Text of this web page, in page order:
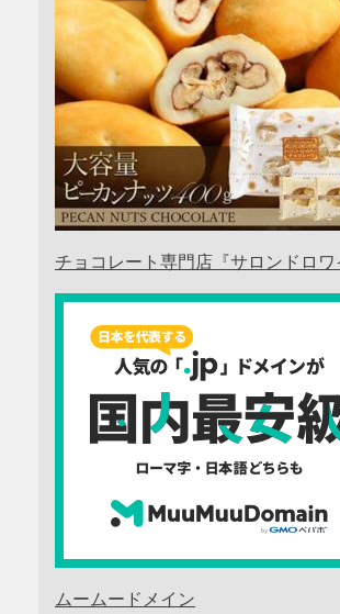
チョコレート専門店『サロンドロワ
ムームードメイン